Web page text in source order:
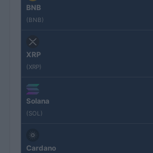
BNB
(BNB)
XRP
(XRP)
Solana
(SOL)
Cardano